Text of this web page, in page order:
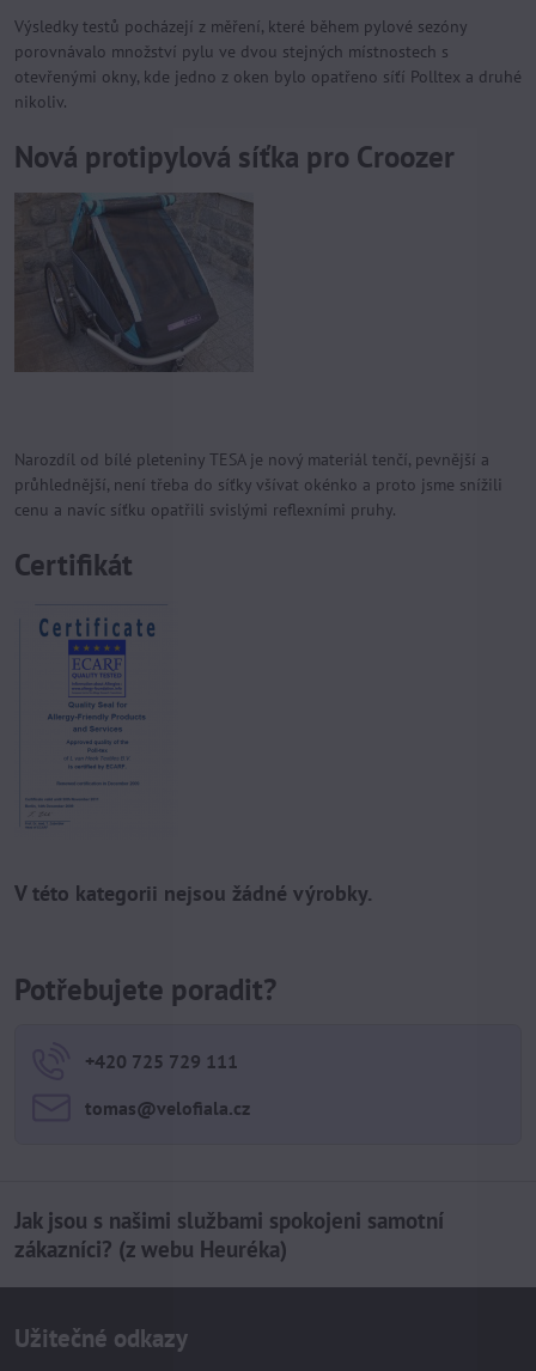
Výsledky testů pocházejí z měření, které během pylové sezóny
porovnávalo množství pylu ve dvou stejných místnostech s
otevřenými okny, kde jedno z oken bylo opatřeno síťí Polltex a druhé
nikoliv.
Nová protipylová síťka pro Croozer
Narozdíl od bílé pleteniny TESA je nový materiál tenčí, pevnější a
průhlednější, není třeba do síťky všívat okénko a proto jsme snížili
cenu a navíc síťku opatřili svislými reflexními pruhy.
Certifikát
Potřebujete poradit?
+420 725 729 111
tomas​@velofiala​.cz
Jak jsou s našimi službami spokojeni samotní
zákazníci? (z webu Heuréka)
Užitečné odkazy